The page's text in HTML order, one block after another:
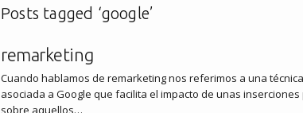
Posts tagged ‘google’
remarketing
Cuando hablamos de remarketing nos referimos a una
asociada a Google que facilita el impacto de unas
sobre aquellos…